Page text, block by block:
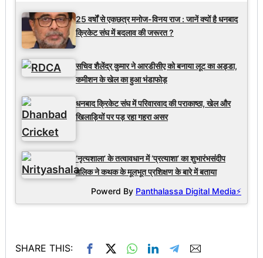
25 वर्षों से एकछत्र मनोज-विनय राज : जानें क्यों है धनबाद
क्रिकेट संघ में बदलाव की जरूरत ?
सचिव शैलेंद्र कुमार ने आरडीसीए को बनाया लूट का अड्डा,
कमीशन के खेल का हुआ भंडाफोड़
धनबाद क्रिकेट संघ में परिवारवाद की पराकाष्ठा, खेल और
खिलाड़ियों पर पड़ रहा गहरा असर
‘नृत्यशाला’ के तत्वावधान में ‘प्रत्याशा’ का शुभारंभसंदीप
मलिक ने कथक के मूलभूत प्रशिक्षण के बारे में बताया
Powerd By Panthalassa Digital Media⚡
SHARE THIS: